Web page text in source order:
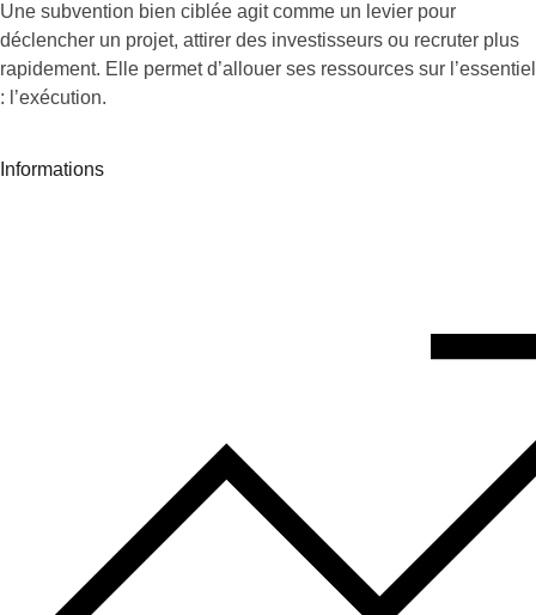
Une subvention bien ciblée agit comme un levier pour
déclencher un projet, attirer des investisseurs ou recruter plus
rapidement. Elle permet d’allouer ses ressources sur l’essentiel
: l’exécution.
Informations